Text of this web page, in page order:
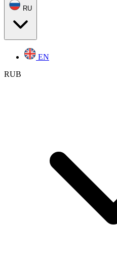
RU
EN
RUB